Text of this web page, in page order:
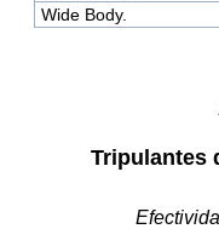
Wide Body.
Tripulantes